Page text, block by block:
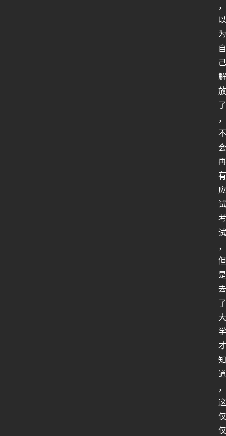
，
以
为
自
己
解
放
了
，
不
会
再
有
应
试
考
试
，
但
是
去
了
大
学
才
知
道
，
这
仅
仅